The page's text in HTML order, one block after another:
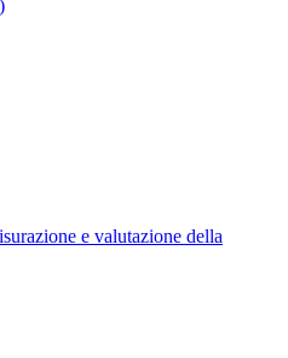
e valutazione della